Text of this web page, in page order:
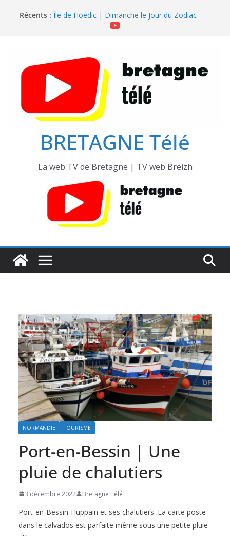
Récents : Île de Hoëdic | Dimanche le Jour du Zodiac
Île de Hoëdic | Le Beau Fort
Île de Hoëdic | Sensations Fortes en Open Skiff
BRETAGNE Télé
La web TV de Bretagne | TV web Breizh
NORMANDIE TOURISME
Port-en-Bessin | Une
pluie de chalutiers
3 décembre 2022 Bretagne Télé
Port-en-Bessin-Huppain et ses chalutiers. La carte poste
dans le calvados est parfaite même sous une petite pluie